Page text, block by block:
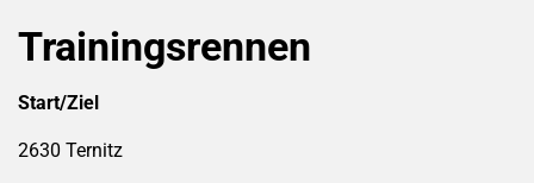
Trainingsrennen
Start/Ziel
2630 Ternitz